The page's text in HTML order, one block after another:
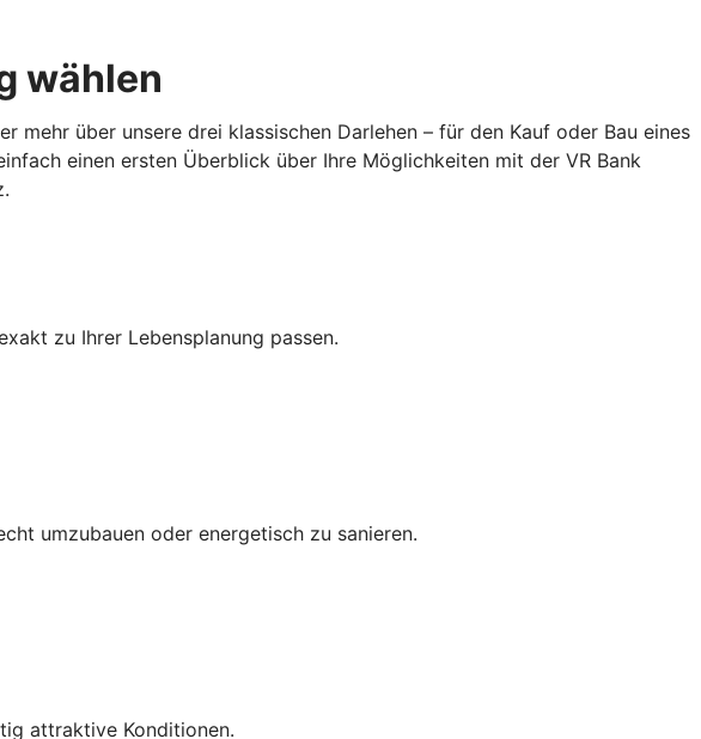
wählen
über unsere drei klassischen Darlehen – für den Kauf oder Bau eines
einen ersten Überblick über Ihre Möglichkeiten mit der VR Bank
zu Ihrer Lebensplanung passen.
umzubauen oder energetisch zu sanieren.
attraktive Konditionen.